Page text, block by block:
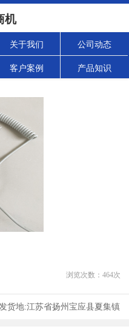
机
关于我们 公司动态
客户案例 产品知识
浏览次数： 464次
发货地:江苏省扬州宝应县夏集镇